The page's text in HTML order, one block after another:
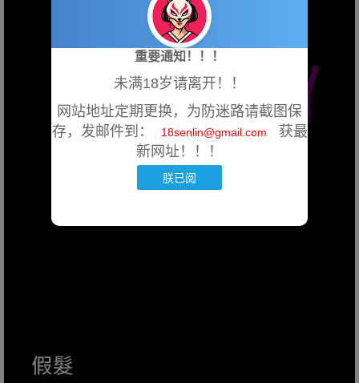
重要通知！！！
未满18岁请离开！！
网站地址定期更换，为防迷路请截图保
存，发邮件到：
18senlin@gmail.com
获最
新网址！！！
朕已阅